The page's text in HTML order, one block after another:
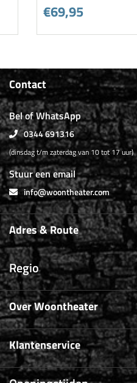
€69,95
Contact
Bel of WhatsApp
0344 691316
(dinsdag t/m zaterdag van 10 tot 17 uur)
Stuur een email
info@woontheater.com
Adres & Route
Regio
Over Woontheater
Klantenservice